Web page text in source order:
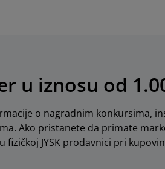
u iznosu od
o nagradnim konkursima,
Ako pristanete da primate
JYSK prodavnici pri